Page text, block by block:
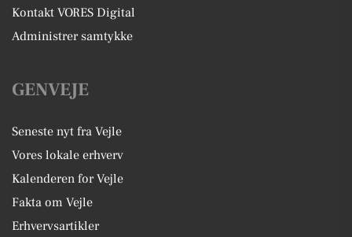
Kontakt VORES Digital
Administrer samtykke
GENVEJE
Seneste nyt fra Vejle
Vores lokale erhverv
Kalenderen for Vejle
Fakta om Vejle
Erhvervsartikler